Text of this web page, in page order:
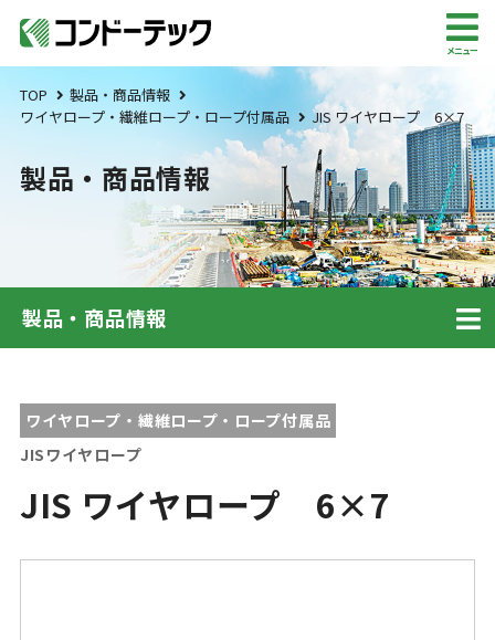
メニュー
TOP
製品・商品情報
ワイヤロープ・繊維ロープ・ロープ付属品
JIS ワイヤロープ 6×7
製品・商品情報
製品・商品情報
ワイヤロープ・繊維ロープ・ロープ付属品
JISワイヤロープ
JIS ワイヤロープ 6×7